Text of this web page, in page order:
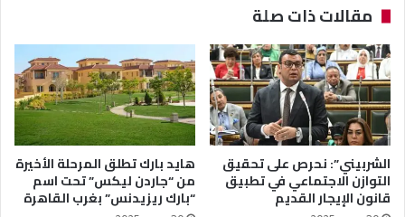
مقالات ذات صلة
الشربيني”: نحرص على تحقيق
التوازن الاجتماعي في تطبيق
قانون الإيجار القديم
هايد بارك تطلق المرحلة الأخيرة
من “جاردن ليكس” تحت اسم
“بارك ريزيدنس” بغرب القاهرة